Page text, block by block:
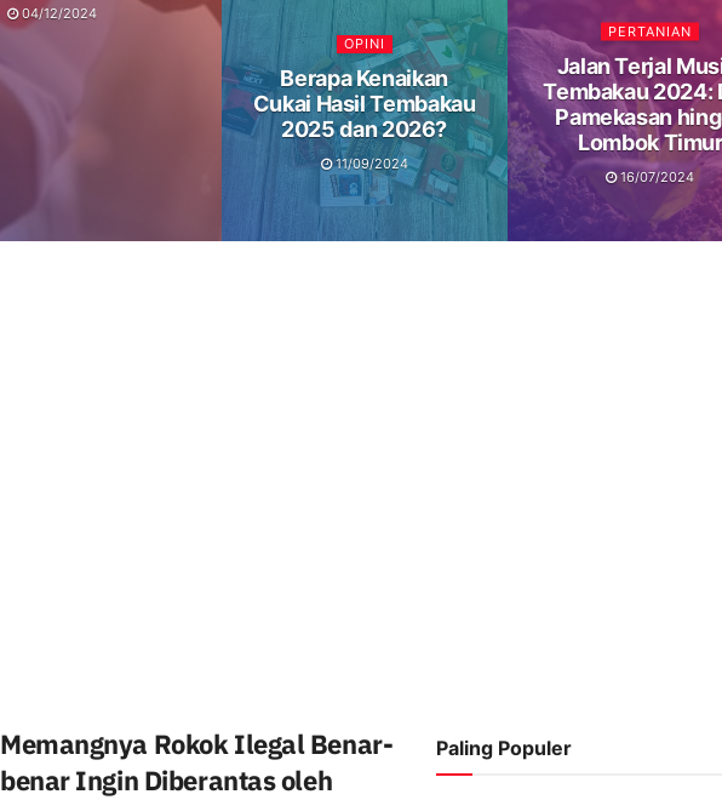
04/12/2024
OPINI
Berapa Kenaikan
Cukai Hasil Tembakau
2025 dan 2026?
11/09/2024
PERTANIAN
Jalan Terjal
Tembakau 2024:
Pamekasan
Lombok Timur
16/07/2024
Memangnya Rokok Ilegal Benar-
benar Ingin Diberantas oleh
Paling Populer